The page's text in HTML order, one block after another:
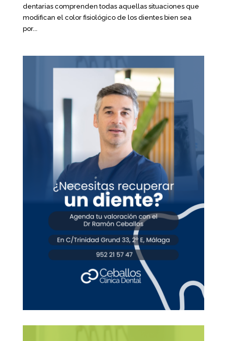
dentarias comprenden todas aquellas situaciones que
modifican el color fisiológico de los dientes bien sea
por...